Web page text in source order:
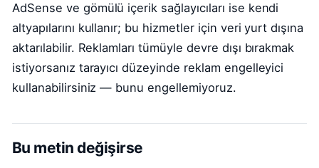
AdSense ve gömülü içerik sağlayıcıları ise kendi
altyapılarını kullanır; bu hizmetler için veri yurt dışına
aktarılabilir. Reklamları tümüyle devre dışı bırakmak
istiyorsanız tarayıcı düzeyinde reklam engelleyici
kullanabilirsiniz — bunu engellemiyoruz.
Bu metin değişirse